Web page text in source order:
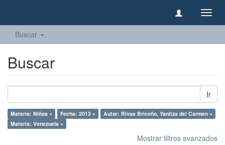
Buscar
Buscar
Ir
Materia: Niños × Fecha: 2013 ×
Autor: Rivas Briceño, Yanitza del Carmen ×
Materia: Venezuela ×
Mostrar filtros avanzados